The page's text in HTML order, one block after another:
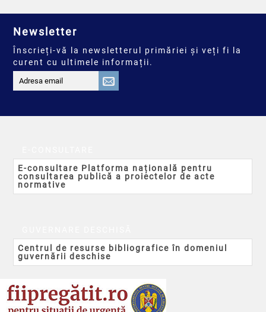
Newsletter
Înscrieți-vă la newsletterul primăriei și veți fi la
curent cu ultimele informații.
E-consultare Platforma națională pentru
consultarea publică a proiectelor de acte
normative
Centrul de resurse bibliografice în domeniul
guvernării deschise